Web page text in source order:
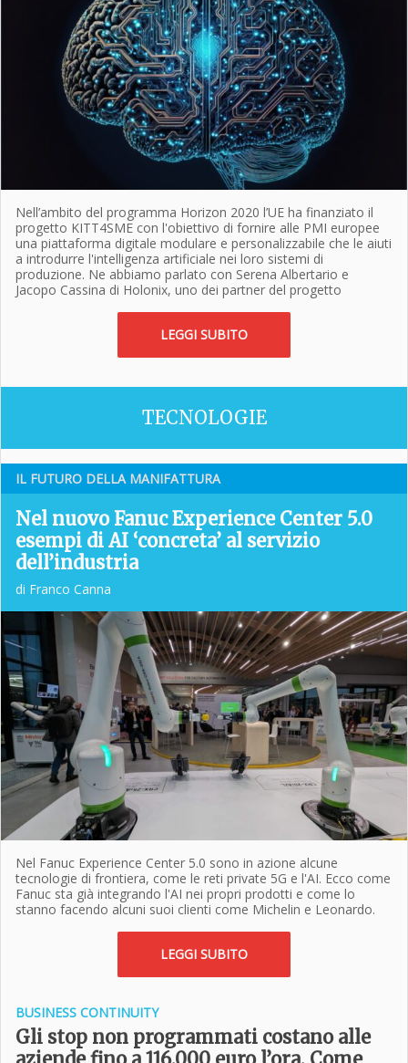
Nell’ambito del programma Horizon 2020 l’UE ha finanziato il
progetto KITT4SME con l'obiettivo di fornire alle PMI europee
una piattaforma digitale modulare e personalizzabile che le aiuti
a introdurre l'intelligenza artificiale nei loro sistemi di
produzione.​ Ne abbiamo parlato con Serena Albertario e
Jacopo Cassina di Holonix, uno dei partner del progetto
LEGGI SUBITO
TECNOLOGIE
IL FUTURO DELLA MANIFATTURA
Nel nuovo Fanuc Experience Center 5.0
esempi di AI ‘concreta’ al servizio
dell’industria
di Franco Canna
Nel Fanuc Experience Center 5.0 sono in azione alcune
tecnologie di frontiera, come le reti private 5G e l'AI. Ecco come
Fanuc sta già integrando l'AI nei propri prodotti e come lo
stanno facendo alcuni suoi clienti come Michelin e Leonardo.
LEGGI SUBITO
BUSINESS CONTINUITY
Gli stop non programmati costano alle